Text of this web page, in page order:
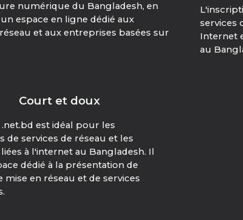
numérique du Bangladesh, en
espace en ligne dédié aux
et aux entreprises basées sur
services
Internet
au
Court et doux
.net.bd est idéal pour les
de services de réseau et les
à l'internet au Bangladesh. Il
dédié à la présentation de
mise en réseau et de services